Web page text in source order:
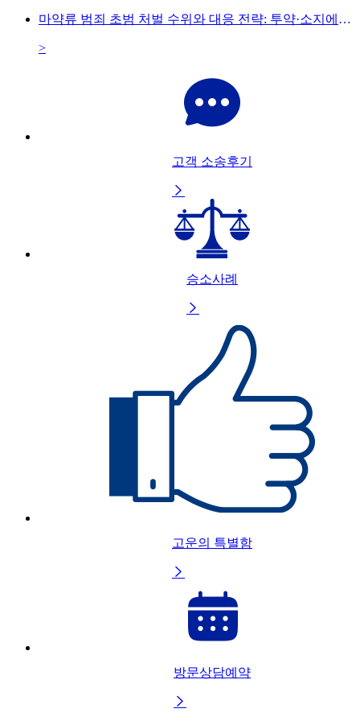
마약류 범죄 초범 처벌 수위와 대응 전략: 투약·소지에서 유통까지
>
고객 소송후기

승소사례

고운의 특별함

방문상담예약
